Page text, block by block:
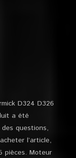
D324 D326
a été
questions,
l’article,
pièces. Moteur